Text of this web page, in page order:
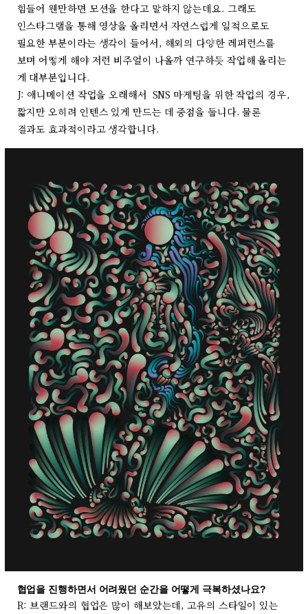
힘들어 웬만하면 모션을 한다고 말하지 않는데요. 그래도
인스타그램을 통해 영상을 올리면서 자연스럽게 일적으로도
필요한 부분이라는 생각이 들어서, 해외의 다양한 레퍼런스를
보며 어떻게 해야 저런 비주얼이 나올까 연구하듯 작업해 올리는
게 대부분입니다.
J: 애니메이션 작업을 오래해서 SNS 마케팅을 위한 작업의 경우,
짧지만 오히려 인텐스 있게 만드는 데 중점을 둡니다. 물론
결과도 효과적이라고 생각합니다.
협업을 진행하면서 어려웠던 순간을 어떻게 극복하셨나요?
R: 브랜드와의 협업은 많이 해보았는데, 고유의 스타일이 있는